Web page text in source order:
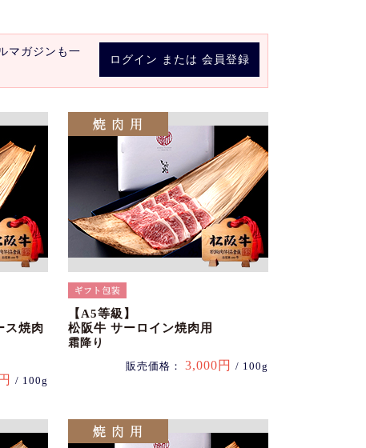
ログイン または 会員登録
マガジンも一
ス焼肉
/ 100g
【A5等級】
松阪牛 サーロイン焼肉用
霜降り
販売価格： 3,000円 / 100g